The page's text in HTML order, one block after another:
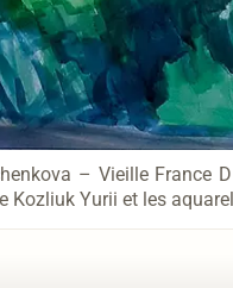
– Vieille France
Kozliuk Yurii et les